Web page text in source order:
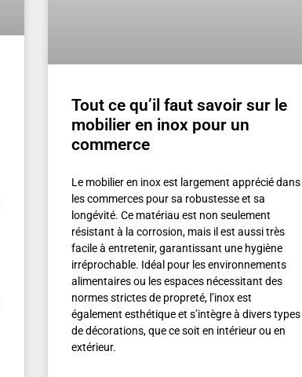
Tout ce qu’il faut savoir sur le
mobilier en inox pour un
commerce
Le mobilier en inox est largement apprécié dans
les commerces pour sa robustesse et sa
longévité. Ce matériau est non seulement
résistant à la corrosion, mais il est aussi très
facile à entretenir, garantissant une hygiène
irréprochable. Idéal pour les environnements
alimentaires ou les espaces nécessitant des
normes strictes de propreté, l’inox est
également esthétique et s’intègre à divers types
de décorations, que ce soit en intérieur ou en
extérieur.